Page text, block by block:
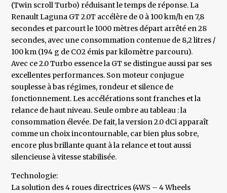
(Twin scroll Turbo) réduisant le temps de réponse. La
Renault Laguna GT 2.0T accélère de 0 à 100 km/h en 7,8
secondes et parcourt le 1000 mètres départ arrêté en 28
secondes, avec une consommation contenue de 8,2 litres /
100 km (194 g de CO2 émis par kilomètre parcouru).
Avec ce 2.0 Turbo essence la GT se distingue aussi par ses
excellentes performances. Son moteur conjugue
souplesse à bas régimes, rondeur et silence de
fonctionnement. Les accélérations sont franches et la
relance de haut niveau. Seule ombre au tableau : la
consommation élevée. De fait, la version 2.0 dCi apparaît
comme un choix incontournable, car bien plus sobre,
encore plus brillante quant à la relance et tout aussi
silencieuse à vitesse stabilisée.
Technologie:
La solution des 4 roues directrices (4WS – 4 Wheels